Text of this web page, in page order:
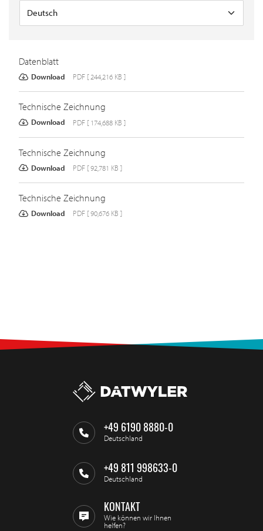
Datenblatt
Download PDF [ 244,216 KB ]
Technische Zeichnung
Download PDF [ 174,688 KB ]
Technische Zeichnung
Download PDF [ 92,781 KB ]
Technische Zeichnung
Download PDF [ 90,676 KB ]
+49 6190 8880-0
Deutschland
+49 811 998633-0
Deutschland
KONTAKT
Wie können wir Ihnen
helfen?